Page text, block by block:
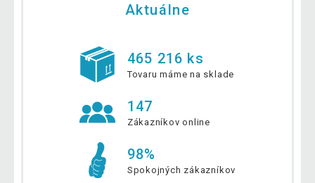
Aktuálne
465 216 ks
Tovaru máme na sklade
147
Zákazníkov online
98%
Spokojných zákazníkov